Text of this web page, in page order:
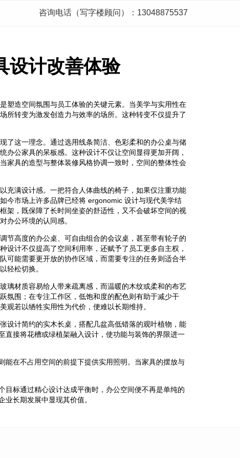
咨询电话（写字楼顾问）：13048875537
设计改善体验
塑造空间氛围与员工体验的关键元素。当美学与实用性在
所转变为激发创造力与效率的场所。这种转变不仅提升了
了这一理念。通过选用线条简洁、色彩柔和的办公桌与储
办公家具的呆板感。这种设计不仅让空间显得更加开阔，
家具的造型与整体装修风格协调一致时，空间的整体性会
充满设计感。一把符合人体曲线的椅子，如果仅注重功能
今市场上许多品牌已经将 ergonomic 设计与现代美学结
架，既保障了长时间坐姿的舒适性，又不会破坏空间的视
办公环境的认同感。
节高度的办公桌、可自由组合的会议桌，甚至带有轮子的
设计不仅提高了空间利用率，还赋予了员工更多自主权，
可能需要更开放的协作区域，而需要专注的任务则适合半
轻松切换。
璃材质容易给人带来疏离感，而温暖的木纹或柔和的布艺
氛围；在专注工作区，低饱和度的配色则有助于减少干
观若以牺牲实用性为代价，便难以长期维持。
设计简约的实木长桌，搭配几盆高低错落的观叶植物，能
直接将花槽或绿植架融入设计，使功能与装饰的界限进一
能在不占用空间的前提下提供实用照明。当家具的摆放与
标通过精心设计达成平衡时，办公空间便不再是单纯的
长期发展中显现其价值。